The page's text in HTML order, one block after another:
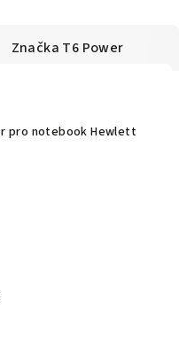
Značka T6 Power
pro notebook Hewlett